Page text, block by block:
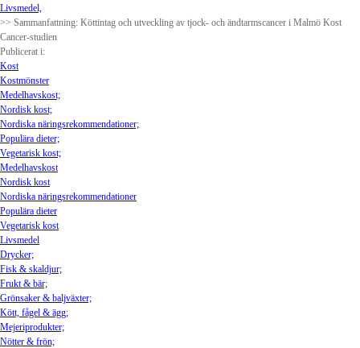
Livsmedel,
>> Sammanfattning: Köttintag och utveckling av tjock- och ändtarmscancer i Malmö Kost
Cancer-studien
Publicerat i:
Kost
Kostmönster
Medelhavskost;
Nordisk kost;
Nordiska näringsrekommendationer;
Populära dieter;
Vegetarisk kost;
Medelhavskost
Nordisk kost
Nordiska näringsrekommendationer
Populära dieter
Vegetarisk kost
Livsmedel
Drycker;
Fisk & skaldjur;
Frukt & bär;
Grönsaker & baljväxter;
Kött, fågel & ägg;
Mejeriprodukter;
Nötter & frön;